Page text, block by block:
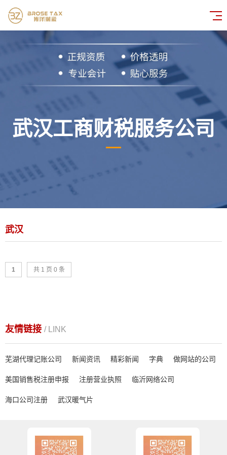
武汉工商财税服务公司
武汉
1 共 1 页 0 条
友情链接 / LINK
芜湖代理记账公司 新闻资讯 精彩新闻 字典 做网站的公司
美国销售税注册申报 注册营业执照 临沂网络公司
海口公司注册 武汉暖气片